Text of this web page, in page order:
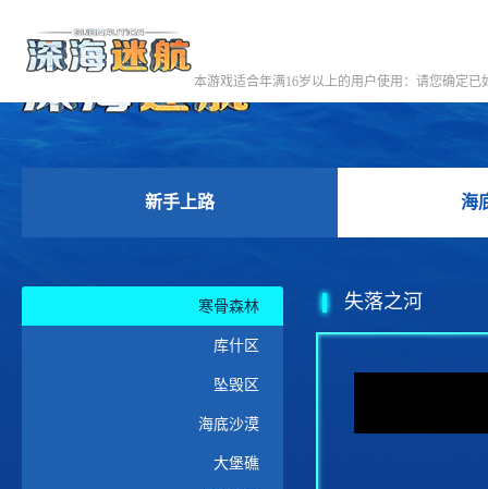
本游戏适合年满16岁以上的用户使用：请您确定
新手上路 海
寒骨森林
库什区
坠毁区
海底沙漠
大堡礁
失落之河